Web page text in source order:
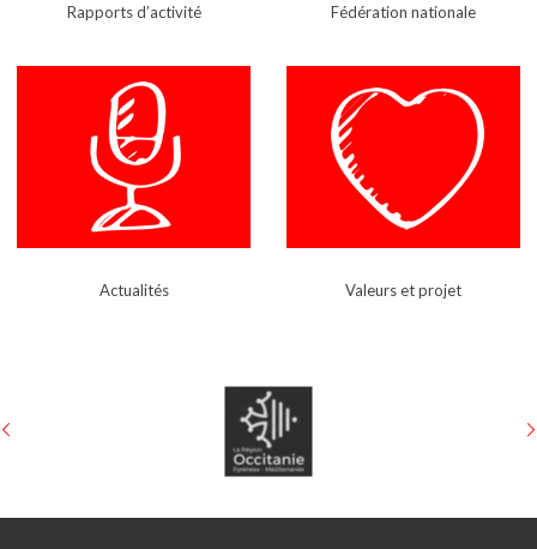
Rapports d’activité Fédération nationale
Actualités Valeurs et projet